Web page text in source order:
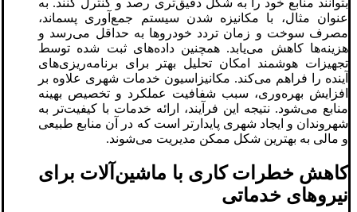
بتوانند منابع خود را به شکل دقیق‌تری رصد و کنترل کنند. به
عنوان مثال، با مکانیزه شدن سیستم جمع‌آوری پسماند،
مصرف سوخت و زمان تردد خودروها به حداقل می‌رسد و
هزینه‌ها کاهش می‌یابد. همچنین داده‌های ثبت شده توسط
تجهیزات هوشمند امکان تحلیل بهتر برای برنامه‌ریزی‌های
آینده را فراهم می‌کند. مکانیزاسیون خدمات شهری علاوه بر
افزایش بهره‌وری، سبب شفافیت عملکرد و تخصیص بهینه
منابع می‌شود. نتیجه این فرآیند، ارائه خدمات با کیفیت‌تر به
شهروندان و ایجاد شهری پایدارتر است که در آن منابع طبیعی
و مالی به بهترین شکل ممکن مدیریت می‌شوند.
کاهش خطرات کاری با ماشین‌آلات برای
نیروهای خدماتی